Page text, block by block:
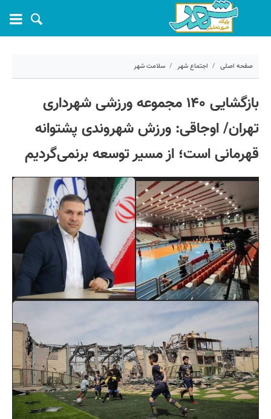
صفحه اصلی اجتماع شهر سلامت شهر
کد مطلب:
بازگشایی ۱۴۰ مجموعه ورزشی شهرداری
تهران/ اوجاقی: ورزش شهروندی پشتوانه
قهرمانی است؛ از مسیر توسعه برنمی‌گردیم